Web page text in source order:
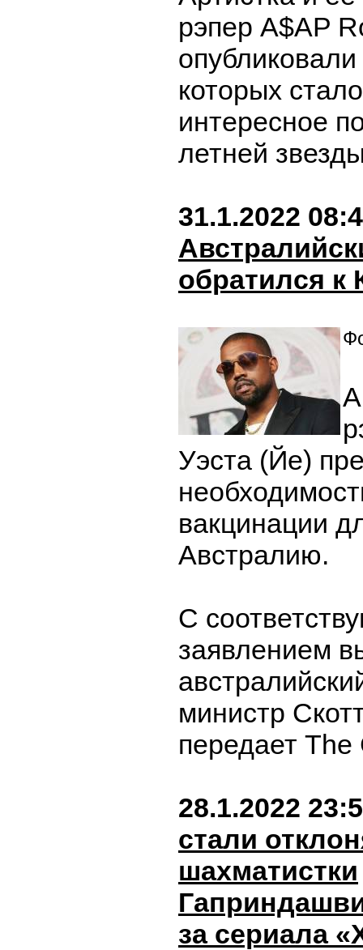
рэпер A$AP
которых
интересное
летней
31.1.2022
обратился к
Уэста (Йе)
вакцинации
Австралию.
С
заявлением
министр
передает
28.1.2022
стали
шахматистки
за сериала